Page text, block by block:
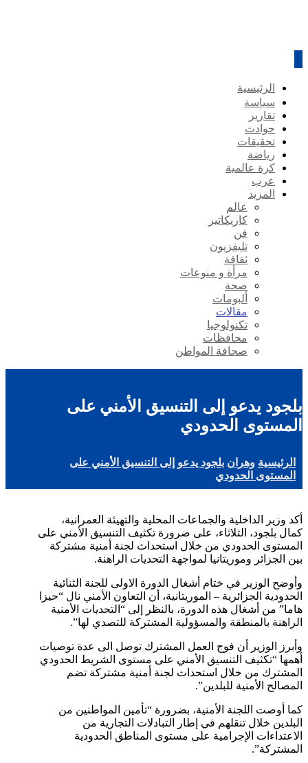
الرئيسية
سياسة
تقارير
حوادث
تحقيقات
رياضة
كرة عالمية
عرب
المزيد
عالم
كاريكاتير
فن
تليفزيون
ثقافة
مرأة و منوعات
صحة
ألبومات
مقالات
تكنولوجيا
محافظات
صحافة المواطن
بلجود يدعو إلى التنسيق الأمني على
المستوى الحدودي
الرئيسية وهران بلجود يدعو إلى التنسيق الأمني على
المستوى الحدودي
أكد وزير الداخلية والجماعات المحلية والتهيئة العمرانية،
كمال بلجود، الثلاثاء، على ضرورة تكثيف التنسيق الأمني على
المستوى الحدودي من خلال استحداث لجنة أمنية مشتركة
بين الجزائر وموريتانيا لمواجهة التحديات الراهنة.
وأوضح الوزير في ختام أشغال الدورة الاولى للجنة الثنائية
الحدودية الجزائرية – الموريتانية، أن التعاون الأمني نال “حيزا
هاما” من أشغال هذه الدورة، بالنظر إلى “التحديات الأمنية
الراهنة بالمنطقة والمسؤولية المشتركة للتصدي لها”.
وأبرز الوزير أن فوج العمل المشترك توصل الى عدة توصيات
أهمها “تكثيف التنسيق الأمني على مستوى الشريط الحدودي
المشترك من خلال استحداث لجنة أمنية مشتركة تضم
المصالح الأمنية للبلدين”.
كما أوصت اللجنة الأمنية، بضرورة “تأمين المواطنين من
البلدين خلال تنقلهم في إطار التبادلات التجارية من
الاعتداءات الإجرامية على مستوى المناطق الحدودية
المشتركة”.